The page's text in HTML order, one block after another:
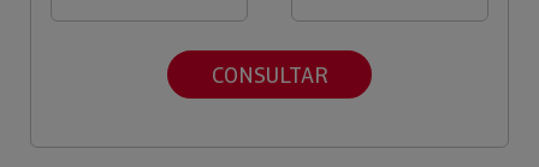
CONSULTAR